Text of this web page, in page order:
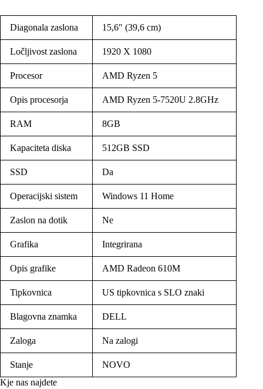
Diagonala zaslona 15,6″ (39,6 cm)
Ločljivost zaslona 1920 X 1080
Procesor AMD Ryzen 5
Opis procesorja AMD Ryzen 5-7520U 2.8GHz
RAM 8GB
Kapaciteta diska 512GB SSD
SSD Da
Operacijski sistem Windows 11 Home
Zaslon na dotik Ne
Grafika Integrirana
Opis grafike AMD Radeon 610M
Tipkovnica US tipkovnica s SLO znaki
Blagovna znamka DELL
Zaloga Na zalogi
Stanje
NOVO
Kje nas najdete